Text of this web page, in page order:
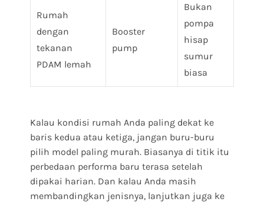
Rumah
dengan
tekanan
PDAM lemah
Booster
pump
Bukan
pompa
hisap
sumur
biasa
Kalau kondisi rumah Anda paling dekat ke
baris kedua atau ketiga, jangan buru-buru
pilih model paling murah. Biasanya di titik itu
perbedaan performa baru terasa setelah
dipakai harian. Dan kalau Anda masih
membandingkan jenisnya, lanjutkan juga ke